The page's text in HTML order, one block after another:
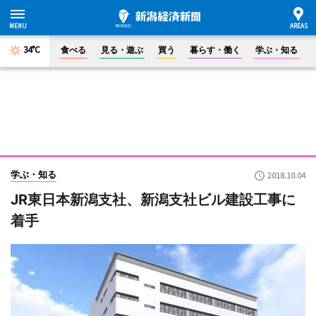
34°C 食べる 見る・遊ぶ 買う 暮らす・働く 学ぶ・知る
学ぶ・知る 2018.10.04
JR東日本新潟支社、新潟支社ビル建設工事に
着手